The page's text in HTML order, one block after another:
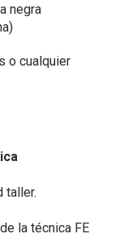
negra
o cualquier
taller.
la técnica FE